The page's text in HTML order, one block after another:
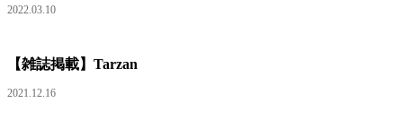
2022.03.10
【雑誌掲載】Tarzan
2021.12.16